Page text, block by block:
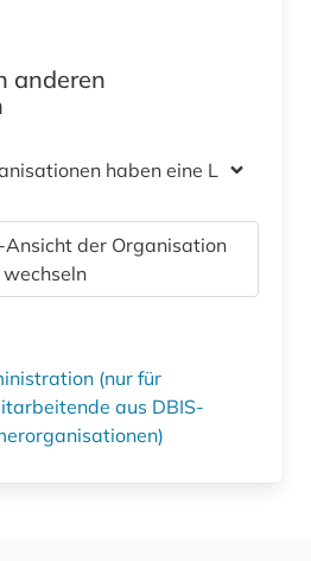
anderen
haben eine Lizenz
der Organisation
wechseln
(nur für
aus DBIS-